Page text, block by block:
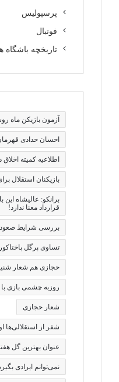
پرسپولیس
فوتبال
تاریخچه باشگاه
آزمون بازیکن ماه
احسان حدادی
اطلاعیه کمیته
بازیکنان استقلال
برانکو: عالیشاه
قرارداد معنا ندارد!
بررسی شرایط صعود استقلال؛ 6
تساوی پرگل
حجازی هم شعار
روزبه چشمی بازی با
شعار حجازی
شفر از استقلالی‌ها
عنوان بهترین گل
نمی‌توانم ایرادی